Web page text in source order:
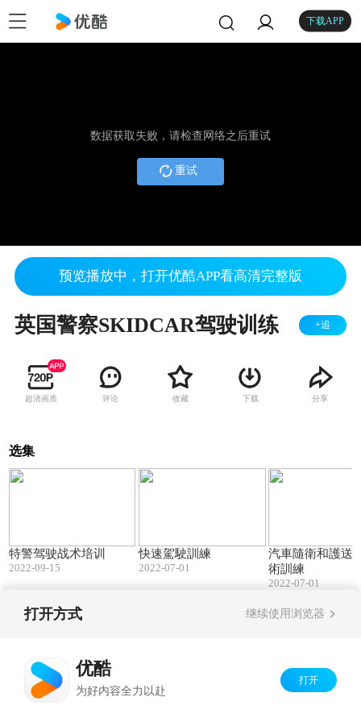
下载APP
数据获取失败，请检查网络之后重试
重试
预览播放中，打开优酷APP看高清完整版
英国警察SKIDCAR驾驶训练 +追
超清画质 评论 收藏 下载 分享
选集
特警驾驶战术培训
2022-09-15
快速駕駛訓練
2022-07-01
汽車隨衛和護送
術訓練
2022-07-01
打开方式 继续使用浏览器
优酷
为好内容全力以赴
打开